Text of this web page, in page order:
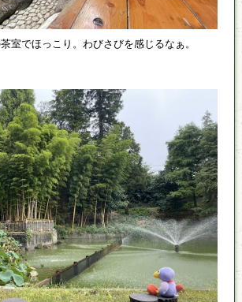
室でほっこり。わびさびを感じるなぁ。